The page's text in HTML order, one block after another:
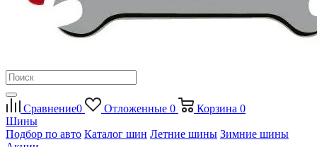
Сравнение0 Отложенные 0 Корзина 0
Шины
Подбор по авто Каталог шин Летние шины Зимние шины